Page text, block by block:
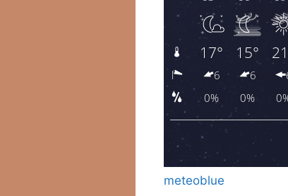
meteoblue